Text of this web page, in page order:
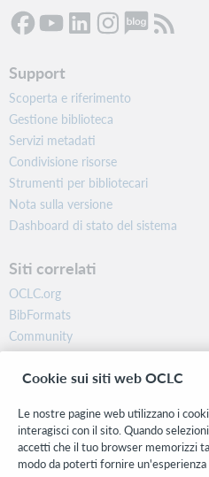
Support
Scoperta e riferimento
Gestione biblioteca
Servizi metadati
Condivisione risorse
Strumenti per bibliotecari
Nota sulla versione
Dashboard di stato del sistema
Siti correlati
OCLC.org
BibFormats
Community
Ricerca
WebJunction
Stay in the know.
Ricevi gli ultimi aggiornamenti di
Cookie sui siti web OCLC
Le nostre pagine web utilizzano i
interagisci con il sito. Quando
accetti che il tuo browser memorizzi
modo da poterti fornire